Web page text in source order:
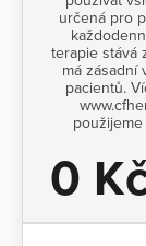
určená pro
terapie stává
má zásadní
pacientů.
0